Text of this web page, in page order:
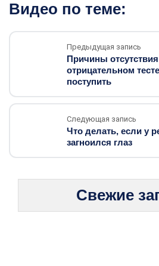
Видео по теме:
Предыдущая запись
Причины
отрицательном
поступить
Следующая запись
Что делать, если у
загноился глаз
Свежие